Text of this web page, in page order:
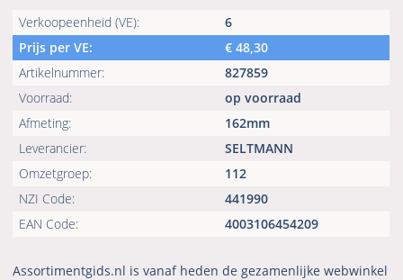
Verkoopeenheid (VE):
6
Prijs per VE:
€48,30
Artikelnummer:
827859
Voorraad:
op voorraad
Afmeting:
162mm
Leverancier:
SELTMANN
Omzetgroep:
112
NZI Code:
441990
EAN Code:
4003106454209
Assortimentgids.nl is vanaf heden de gezamenlijke webwinkel